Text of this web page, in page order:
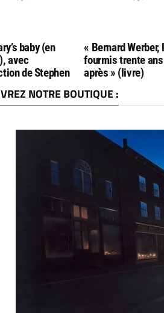
baby (en
avec
de Stephen
« Bernard Werber,
fourmis trente ans
après » (livre)
NOTRE BOUTIQUE :